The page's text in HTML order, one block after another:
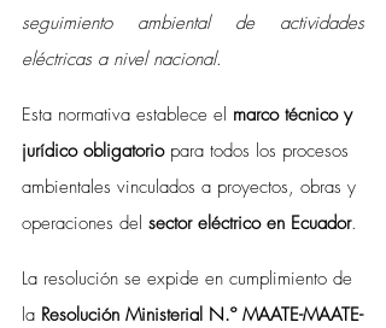
seguimiento ambiental de actividades
eléctricas a nivel nacional.
Esta normativa establece el marco técnico y
jurídico obligatorio para todos los procesos
ambientales vinculados a proyectos, obras y
operaciones del sector eléctrico en Ecuador.
La resolución se expide en cumplimiento de
la Resolución Ministerial N.º MAATE-MAATE-